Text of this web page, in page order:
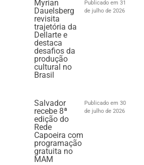
Myrian
Dauelsberg
revisita
trajetória da
Dellarte e
destaca
desafios da
produção
cultural no
Brasil
Publicado em 31
de julho de 2026
Salvador
recebe 8ª
edição do
Rede
Capoeira com
programação
gratuita no
MAM
Publicado em 30
de julho de 2026